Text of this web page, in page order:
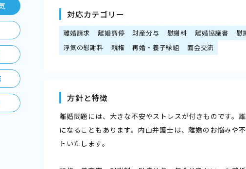
対応カテゴリー
離婚請求 離婚調停 財産分与 慰謝料 離婚協議書 慰
浮気の慰謝料
親権 再婚・養子縁組 面会交流
方針と特徴
離婚問題には、大きな不安やストレスが付きものです。
になることもあります。内山弁護士は、離婚のお悩みや
トいたします。